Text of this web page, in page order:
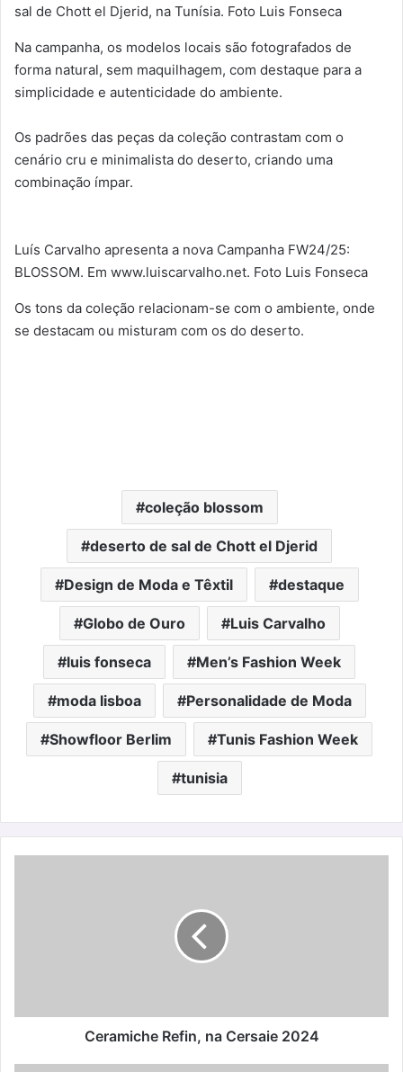
sal de Chott el Djerid, na Tunísia. Foto Luis Fonseca
Na campanha, os modelos locais são fotografados de
forma natural, sem maquilhagem, com destaque para a
simplicidade e autenticidade do ambiente.
Os padrões das peças da coleção contrastam com o
cenário cru e minimalista do deserto, criando uma
combinação ímpar.
Luís Carvalho apresenta a nova Campanha FW24/25:
BLOSSOM. Em www.luiscarvalho.net. Foto Luis Fonseca
Os tons da coleção relacionam-se com o ambiente, onde
se destacam ou misturam com os do deserto.
coleção blossom
deserto de sal de Chott el Djerid
Design de Moda e Têxtil destaque
Globo de Ouro Luis Carvalho
luis fonseca Men’s Fashion Week
moda lisboa Personalidade de Moda
Showfloor Berlim Tunis Fashion Week
tunisia
Ceramiche Refin, na Cersaie 2024